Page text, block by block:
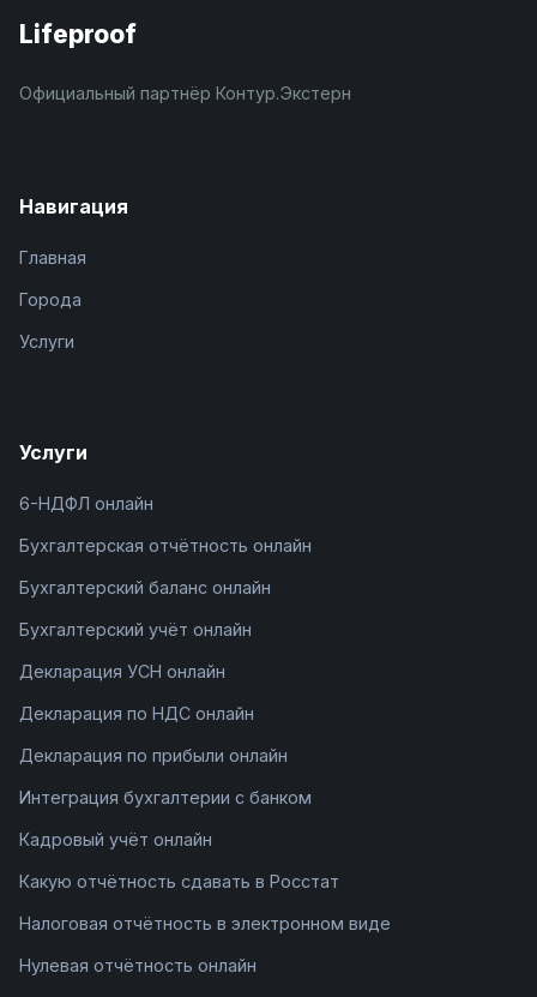
Lifeproof
Официальный партнёр Контур.Экстерн
Навигация
Главная
Города
Услуги
Услуги
6-НДФЛ онлайн
Бухгалтерская отчётность онлайн
Бухгалтерский баланс онлайн
Бухгалтерский учёт онлайн
Декларация УСН онлайн
Декларация по НДС онлайн
Декларация по прибыли онлайн
Интеграция бухгалтерии с банком
Кадровый учёт онлайн
Какую отчётность сдавать в Росстат
Налоговая отчётность в электронном виде
Нулевая отчётность онлайн